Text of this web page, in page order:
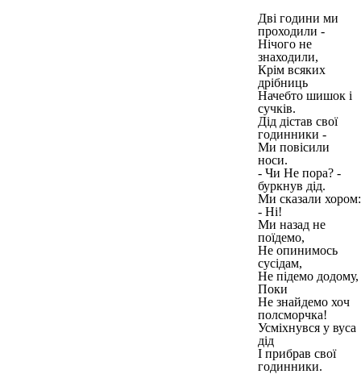
Дві години ми
проходили -
Нічого не
знаходили,
Крім всяких
дрібниць
Начебто шишок і
сучків.
Дід дістав свої
годинники -
Ми повісили
носи.
- Чи Не пора? -
буркнув дід.
Ми сказали хором:
- Ні!
Ми назад не
поїдемо,
Не опинимось
сусідам,
Не підемо додому,
Поки
Не знайдемо хоч
полсморчка!
Усміхнувся у вуса
дід
І прибрав свої
годинники.